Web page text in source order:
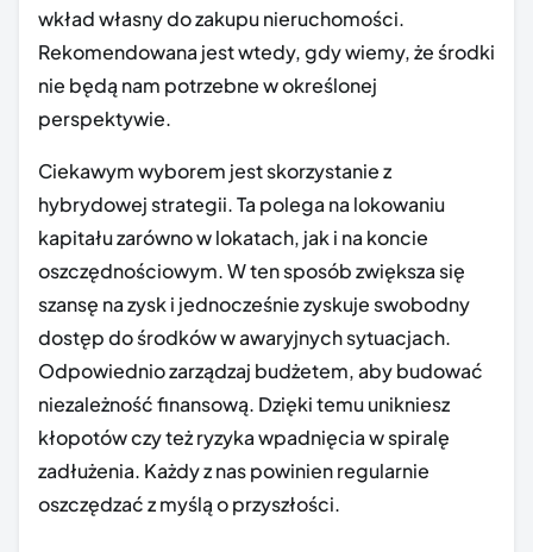
wkład własny do zakupu nieruchomości.
Rekomendowana jest wtedy, gdy wiemy, że środki
nie będą nam potrzebne w określonej
perspektywie.
Ciekawym wyborem jest skorzystanie z
hybrydowej strategii. Ta polega na lokowaniu
kapitału zarówno w lokatach, jak i na koncie
oszczędnościowym. W ten sposób zwiększa się
szansę na zysk i jednocześnie zyskuje swobodny
dostęp do środków w awaryjnych sytuacjach.
Odpowiednio zarządzaj budżetem, aby budować
niezależność finansową. Dzięki temu unikniesz
kłopotów czy też ryzyka wpadnięcia w spiralę
zadłużenia. Każdy z nas powinien regularnie
oszczędzać z myślą o przyszłości.